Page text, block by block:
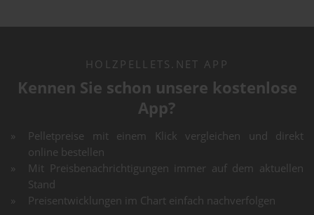
HOLZPELLETS.NET APP
Kennen Sie schon unsere kostenlose
App?
Pelletpreise mit einem Klick vergleichen und direkt
online bestellen
Mit Preisbenachrichtigungen immer auf dem aktuellen
Stand
Preisentwicklungen im Chart einfach nachverfolgen